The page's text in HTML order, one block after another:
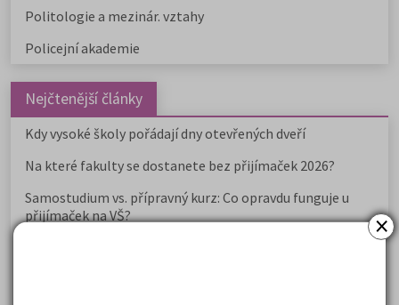
×
Politologie a mezinár. vztahy
Policejní akademie
Nejčtenější články
Kdy vysoké školy pořádají dny otevřených dveří
Na které fakulty se dostanete bez přijímaček 2026?
Samostudium vs. přípravný kurz: Co opravdu funguje u
přijímaček na VŠ?